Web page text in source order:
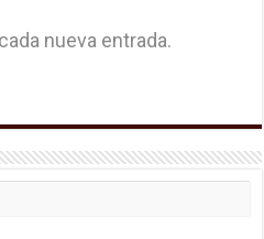
nueva entrada.